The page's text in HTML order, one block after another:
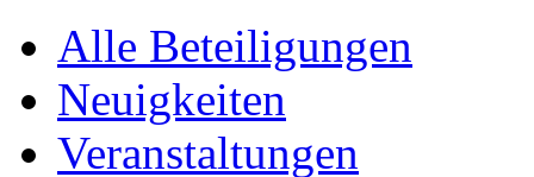
Alle Beteiligungen
Neuigkeiten
Veranstaltungen